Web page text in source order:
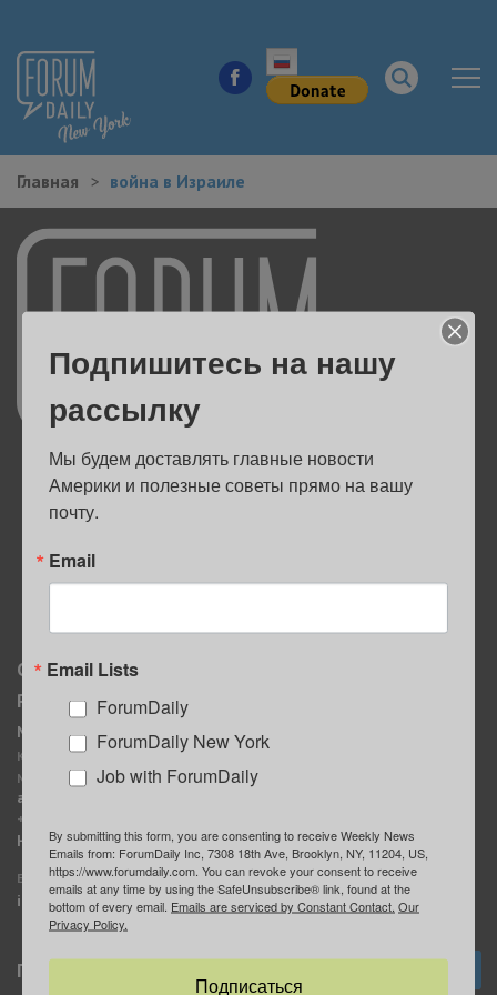
КУДА ПОЙТИ В ГОРОДЕ
ЗДОРОВЬЕ
РАБОТА И БИЗНЕС
ЖИЛЬЕ
ОБРАЗОВАНИЕ
Главная война в Израиле
О нас
Реклама
MediaKit
Контактное лицо:
Марина Баранчук
ad@forumdaily.com
+1 347-604-1261
Наши рекламодатели
E-mail редакции:
info@forumdaily.com
Группа “ИЩУ СОВЕТА”
ForumDaily
Подписка
Подпишитесь на нашу
рассылку
Мы будем доставлять главные новости
Америки и полезные советы прямо на вашу
почту.
Email
Email Lists
ForumDaily
ForumDaily New York
Job with ForumDaily
By submitting this form, you are consenting to receive Weekly News
Emails from: ForumDaily Inc, 7308 18th Ave, Brooklyn, NY, 11204, US,
https://www.forumdaily.com. You can revoke your consent to receive
emails at any time by using the SafeUnsubscribe® link, found at the
bottom of every email. Emails are serviced by Constant Contact. Our
Privacy Policy.
Подписаться